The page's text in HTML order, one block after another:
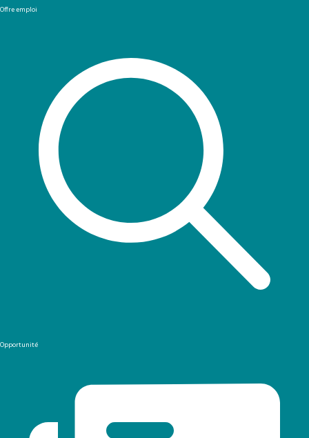
Offre emploi
Opportunité